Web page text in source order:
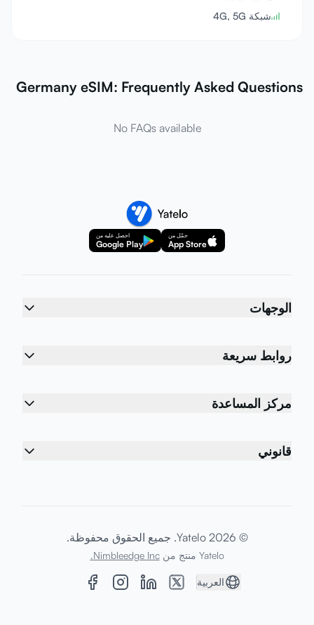
شبكة 4G, 5G
Germany eSIM: Frequently Asked Questions
No FAQs available
حمّل من
App Store
احصل عليه من
Google Play
الوجهات
روابط سريعة
مركز المساعدة
قانوني
© 2026 Yatelo. جميع الحقوق محفوظة.
Yatelo منتج من Nimbleedge Inc.
العربية